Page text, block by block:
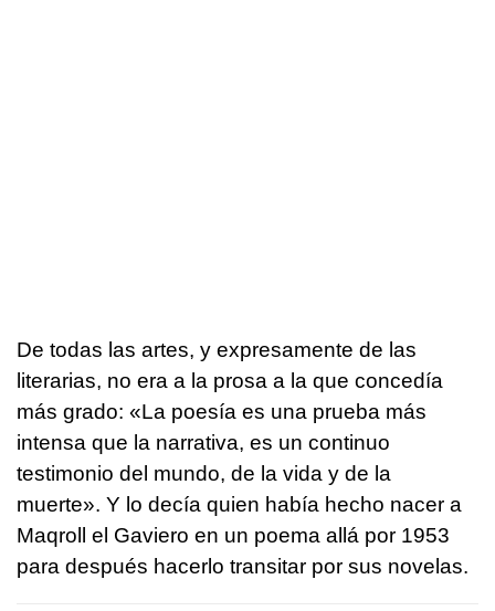
De todas las artes, y expresamente de las
literarias, no era a la prosa a la que concedía
más grado: «La poesía es una prueba más
intensa que la narrativa, es un continuo
testimonio del mundo, de la vida y de la
muerte». Y lo decía quien había hecho nacer a
Maqroll el Gaviero en un poema allá por 1953
para después hacerlo transitar por sus novelas.